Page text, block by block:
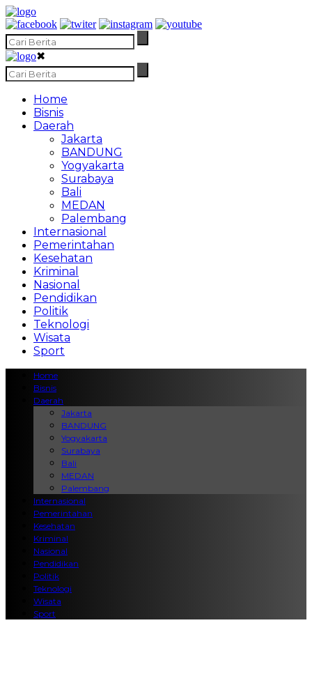
✖
Home
Bisnis
Daerah
Jakarta
BANDUNG
Yogyakarta
Surabaya
Bali
MEDAN
Palembang
Internasional
Pemerintahan
Kesehatan
Kriminal
Nasional
Pendidikan
Politik
Teknologi
Wisata
Sport
Home
Bisnis
Daerah
Jakarta
BANDUNG
Yogyakarta
Surabaya
Bali
MEDAN
Palembang
Internasional
Pemerintahan
Kesehatan
Kriminal
Nasional
Pendidikan
Politik
Teknologi
Wisata
Sport